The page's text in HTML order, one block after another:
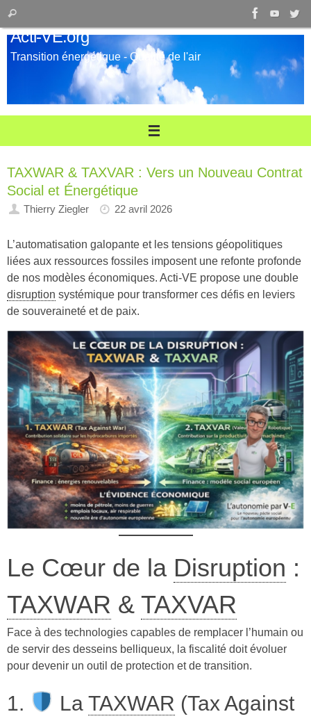
Passer
au
contenu
pour
:
Rechercher
Acti-VE.org
Transition énergétique - Qualité de l'air
TAXWAR & TAXVAR : Vers un Nouveau Contrat
Social et Énergétique
Thierry Ziegler 22 avril 2026
L’automatisation galopante et les tensions géopolitiques
liées aux ressources fossiles imposent une refonte profonde
de nos modèles économiques. Acti-VE propose une double
disruption systémique pour transformer ces défis en leviers
de souveraineté et de paix.
Le Cœur de la Disruption :
TAXWAR & TAXVAR
Face à des technologies capables de remplacer l’humain ou
de servir des desseins belliqueux, la fiscalité doit évoluer
pour devenir un outil de protection et de transition.
1. La TAXWAR (Tax Against